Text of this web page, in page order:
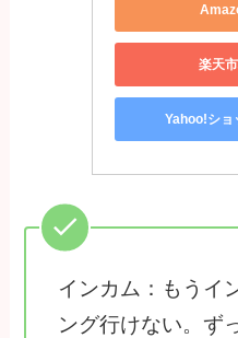
楽天
Yahoo!ショ
インカム：もうイ
ング行けない。ず